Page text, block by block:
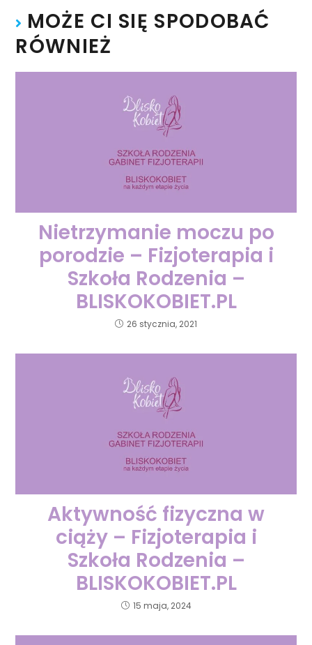
MOŻE CI SIĘ SPODOBAĆ
RÓWNIEŻ
Nietrzymanie moczu po
porodzie – Fizjoterapia i
Szkoła Rodzenia –
BLISKOKOBIET.PL
26 stycznia, 2021
Aktywność fizyczna w
ciąży – Fizjoterapia i
Szkoła Rodzenia –
BLISKOKOBIET.PL
15 maja, 2024